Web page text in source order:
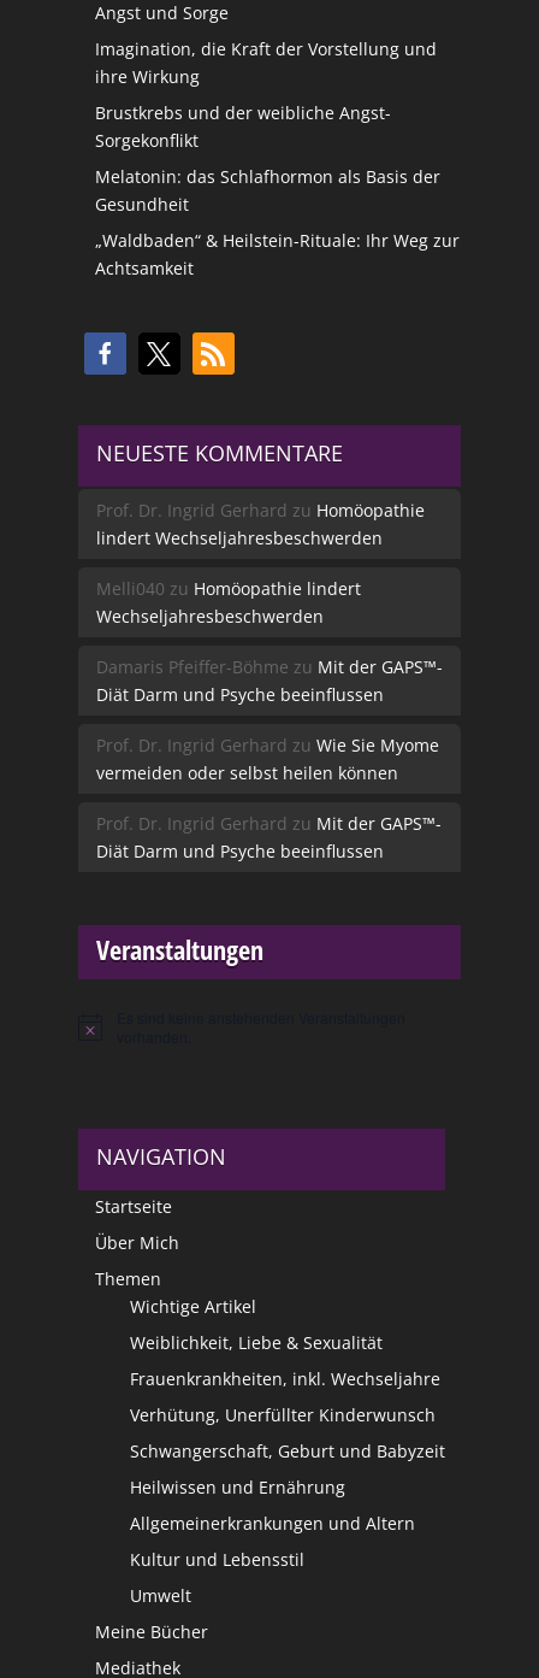
Angst und Sorge
Imagination, die Kraft der Vorstellung und
ihre Wirkung
Brustkrebs und der weibliche Angst-
Sorgekonflikt
Melatonin: das Schlafhormon als Basis der
Gesundheit
„Waldbaden“ & Heilstein-Rituale: Ihr Weg zur
Achtsamkeit
NEUESTE KOMMENTARE
Prof. Dr. Ingrid Gerhard zu Homöopathie
lindert Wechseljahresbeschwerden
Melli040 zu Homöopathie lindert
Wechseljahresbeschwerden
Damaris Pfeiffer-Böhme zu Mit der GAPS™-
Diät Darm und Psyche beeinflussen
Prof. Dr. Ingrid Gerhard zu Wie Sie Myome
vermeiden oder selbst heilen können
Prof. Dr. Ingrid Gerhard zu Mit der GAPS™-
Diät Darm und Psyche beeinflussen
Veranstaltungen
Hinweis
NAVIGATION
Startseite
Über Mich
Themen
Wichtige Artikel
Weiblichkeit, Liebe & Sexualität
Frauenkrankheiten, inkl. Wechseljahre
Verhütung, Unerfüllter Kinderwunsch
Schwangerschaft, Geburt und Babyzeit
Heilwissen und Ernährung
Allgemeinerkrankungen und Altern
Kultur und Lebensstil
Umwelt
Meine Bücher
Mediathek